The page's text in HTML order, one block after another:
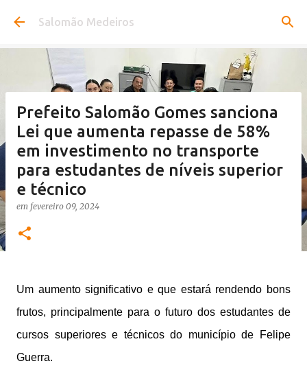
Pular para o conteúdo principal
Salomão Medeiros
Prefeito Salomão Gomes sanciona
Lei que aumenta repasse de 58%
em investimento no transporte
para estudantes de níveis superior
e técnico
em fevereiro 09, 2024
Um aumento significativo e que estará rendendo bons
frutos, principalmente para o futuro dos estudantes de
cursos superiores e técnicos do município de Felipe
Guerra.